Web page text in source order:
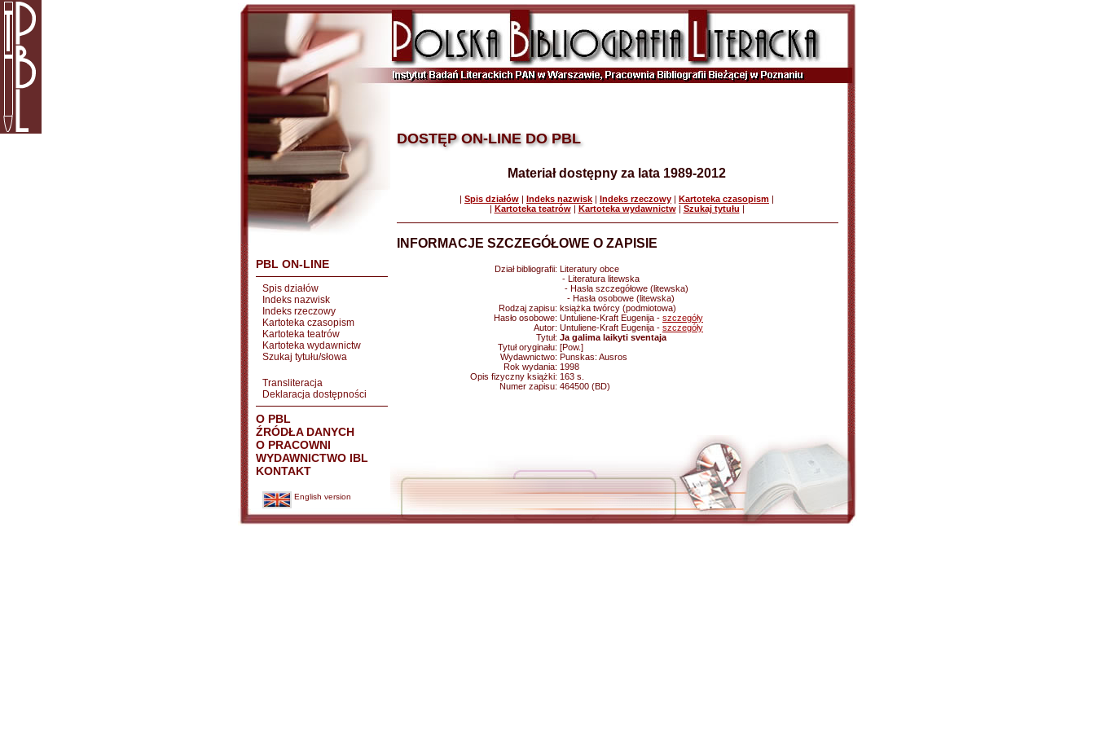
PBL ON-LINE
Spis działów
Indeks nazwisk
Indeks rzeczowy
Kartoteka czasopism
Kartoteka teatrów
Kartoteka wydawnictw
Szukaj tytułu/słowa
Transliteracja
Deklaracja dostępności
O PBL
ŹRÓDŁA DANYCH
O PRACOWNI
WYDAWNICTWO IBL
KONTAKT
English version
DOSTĘP ON-LINE DO PBL
Materiał dostępny za lata 1989-2012
| Spis działów | Indeks nazwisk | Indeks rzeczowy | Kartoteka czasopism |
| Kartoteka teatrów| Kartoteka wydawnictw| Szukaj tytułu |
INFORMACJE SZCZEGÓŁOWE O ZAPISIE
Dział bibliografii: Literatury obce
- Literatura litewska
- Hasła szczegółowe (litewska)
- Hasła osobowe (litewska)
Rodzaj zapisu: książka twórcy (podmiotowa)
Hasło osobowe: Untuliene-Kraft Eugenija - szczegóły
Autor: Untuliene-Kraft Eugenija - szczegóły
Tytuł: Ja galima laikyti sventaja
Tytuł oryginału: [Pow.]
Wydawnictwo: Punskas: Ausros
Rok wydania: 1998
Opis fizyczny książki: 163 s.
Numer zapisu: 464500 (BD)